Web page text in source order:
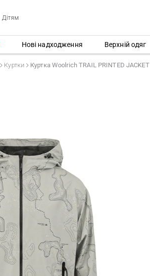
Дітям
Нові надходження Верхній одяг
Куртки Куртка Woolrich TRAIL PRINTED JACKET